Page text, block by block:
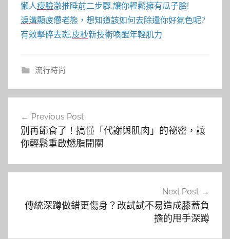
懶人瘦臉激推睡前二步驟,讓你輕鬆擁有瓜子臉!
淚溝顯疲憊老態，想知道該如何去除還你好氣色呢?
有效擊碎去斑,皮秒新技術喚醒年輕肌力
流行時尚
導
覽
Previous Post
別再節食了！搞懂「代謝與肌肉」的祕密，讓
你輕鬆重啟燃脂開關
Next Post
傳統深蹲做錯更傷身？改試試不易造成膝蓋負
擔的甩手深蹲